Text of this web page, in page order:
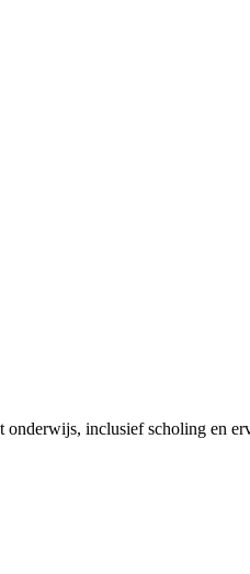
onderwijs, inclusief scholing en